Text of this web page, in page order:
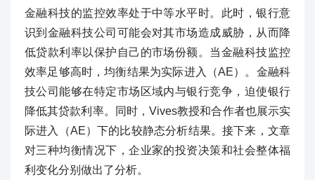
金融科技的监控效率处于中等水平时。此时，银行意
识到金融科技公司可能会对其市场造成威胁，从而降
低贷款利率以保护自己的市场份额。当金融科技监控
效率足够高时，均衡结果为实际进入（AE）。金融科
技公司能够在特定市场区域内与银行竞争，迫使银行
降低其贷款利率。同时，Vives教授和合作者也展示实
际进入（AE）下的比较静态分析结果。接下来，文章
对三种均衡情况下，企业家的投资决策和社会整体福
利变化分别做出了分析。